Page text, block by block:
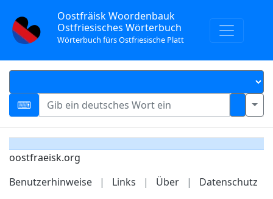
Oostfräisk Woordenbauk
Ostfriesisches Wörterbuch
Wörterbuch fürs Ostfriesische Platt
oostfraeisk.org
Benutzerhinweise
| Links | Über | Datenschutz